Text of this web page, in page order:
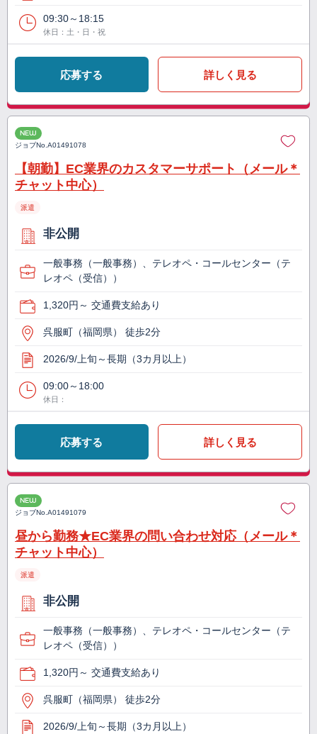
09:30～18:15
休日：土・日・祝
応募する 詳しく見る
NEW
ジョブNo.A01491078
【朝勤】EC業界のカスタマーサポート（メール＊
チャット中心）
派遣
非公開
一般事務（一般事務）、テレオペ・コールセンター（テ
レオペ（受信））
1,320円～ 交通費支給あり
呉服町（福岡県） 徒歩2分
2026/9/上旬～長期（3カ月以上）
09:00～18:00
休日：
応募する 詳しく見る
NEW
ジョブNo.A01491079
昼から勤務★EC業界の問い合わせ対応（メール＊
チャット中心）
派遣
非公開
一般事務（一般事務）、テレオペ・コールセンター（テ
レオペ（受信））
1,320円～ 交通費支給あり
呉服町（福岡県） 徒歩2分
2026/9/上旬～長期（3カ月以上）